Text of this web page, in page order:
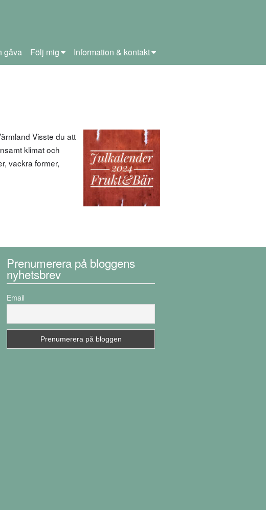
gåva Följ mig Information & kontakt
Visste du att
klimat och
vackra former,
Prenumerera på bloggens
nyhetsbrev
Email